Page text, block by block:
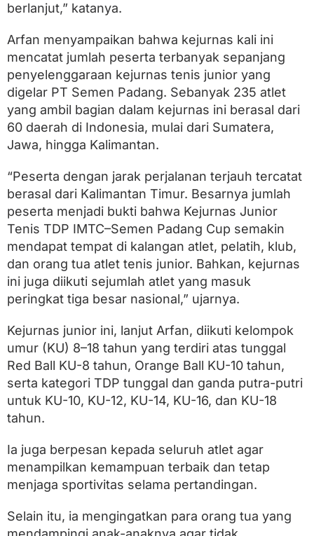
berlanjut,” katanya.
Arfan menyampaikan bahwa kejurnas kali ini
mencatat jumlah peserta terbanyak sepanjang
penyelenggaraan kejurnas tenis junior yang
digelar PT Semen Padang. Sebanyak 235 atlet
yang ambil bagian dalam kejurnas ini berasal dari
60 daerah di Indonesia, mulai dari Sumatera,
Jawa, hingga Kalimantan.
“Peserta dengan jarak perjalanan terjauh tercatat
berasal dari Kalimantan Timur. Besarnya jumlah
peserta menjadi bukti bahwa Kejurnas Junior
Tenis TDP IMTC–Semen Padang Cup semakin
mendapat tempat di kalangan atlet, pelatih, klub,
dan orang tua atlet tenis junior. Bahkan, kejurnas
ini juga diikuti sejumlah atlet yang masuk
peringkat tiga besar nasional,” ujarnya.
Kejurnas junior ini, lanjut Arfan, diikuti kelompok
umur (KU) 8–18 tahun yang terdiri atas tunggal
Red Ball KU-8 tahun, Orange Ball KU-10 tahun,
serta kategori TDP tunggal dan ganda putra-putri
untuk KU-10, KU-12, KU-14, KU-16, dan KU-18
tahun.
Ia juga berpesan kepada seluruh atlet agar
menampilkan kemampuan terbaik dan tetap
menjaga sportivitas selama pertandingan.
Selain itu, ia mengingatkan para orang tua yang